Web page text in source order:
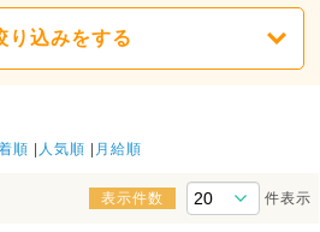
り込みをする
順 人気順 月給順
表示件数 件表示